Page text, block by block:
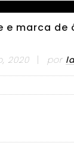
e marca de
2020 por